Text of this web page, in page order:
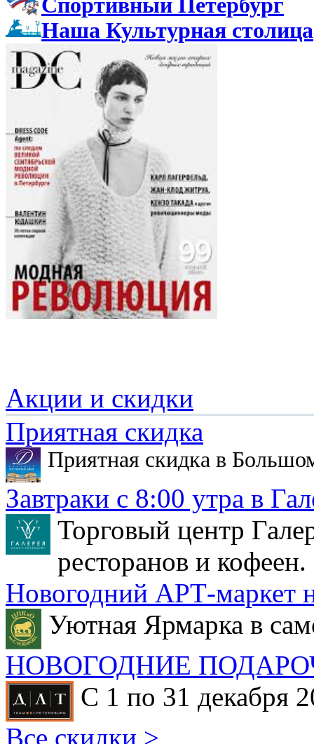
Спортивный Петербург
Наша Культурная столица
Акции и скидки
Приятная скидка
Приятная скидка в
Завтраки с 8:00 утра в
Торговый центр
ресторанов и кофеен.
Новогодний АРТ-маркет
Уютная Ярмарка в
НОВОГОДНИЕ
С 1 по 31 декабря
Все скидки >